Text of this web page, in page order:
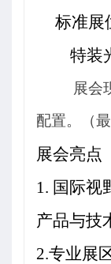
标准展
特装
展会
配置。（
展会亮点
1. 国际视
产品与技
2.专业展